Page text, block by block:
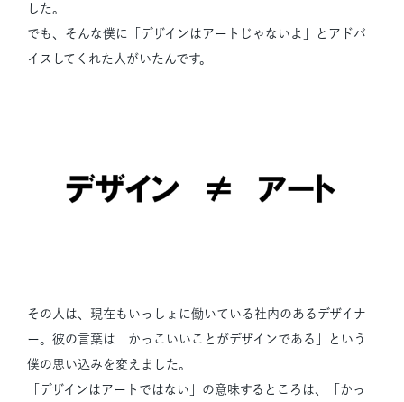
した。
でも、そんな僕に「デザインはアートじゃないよ」とアドバ
イスしてくれた人がいたんです。
その人は、現在もいっしょに働いている社内のあるデザイナ
ー。彼の言葉は「かっこいいことがデザインである」という
僕の思い込みを変えました。
「デザインはアートではない」の意味するところは、「かっ